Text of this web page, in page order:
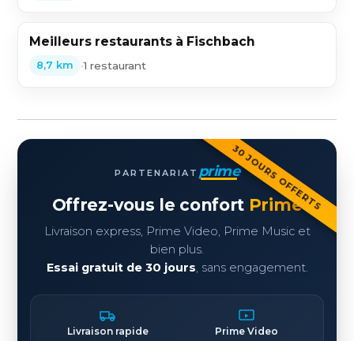
Meilleurs restaurants à Fischbach
8,7 km •1 restaurant
30 JOURS OFFERTS
PARTENARIAT prime
Offrez-vous le confort Prime
Livraison express, Prime Video, Prime Music et
bien plus.
Essai gratuit de 30 jours, sans engagement.
Livraison rapide Prime Video